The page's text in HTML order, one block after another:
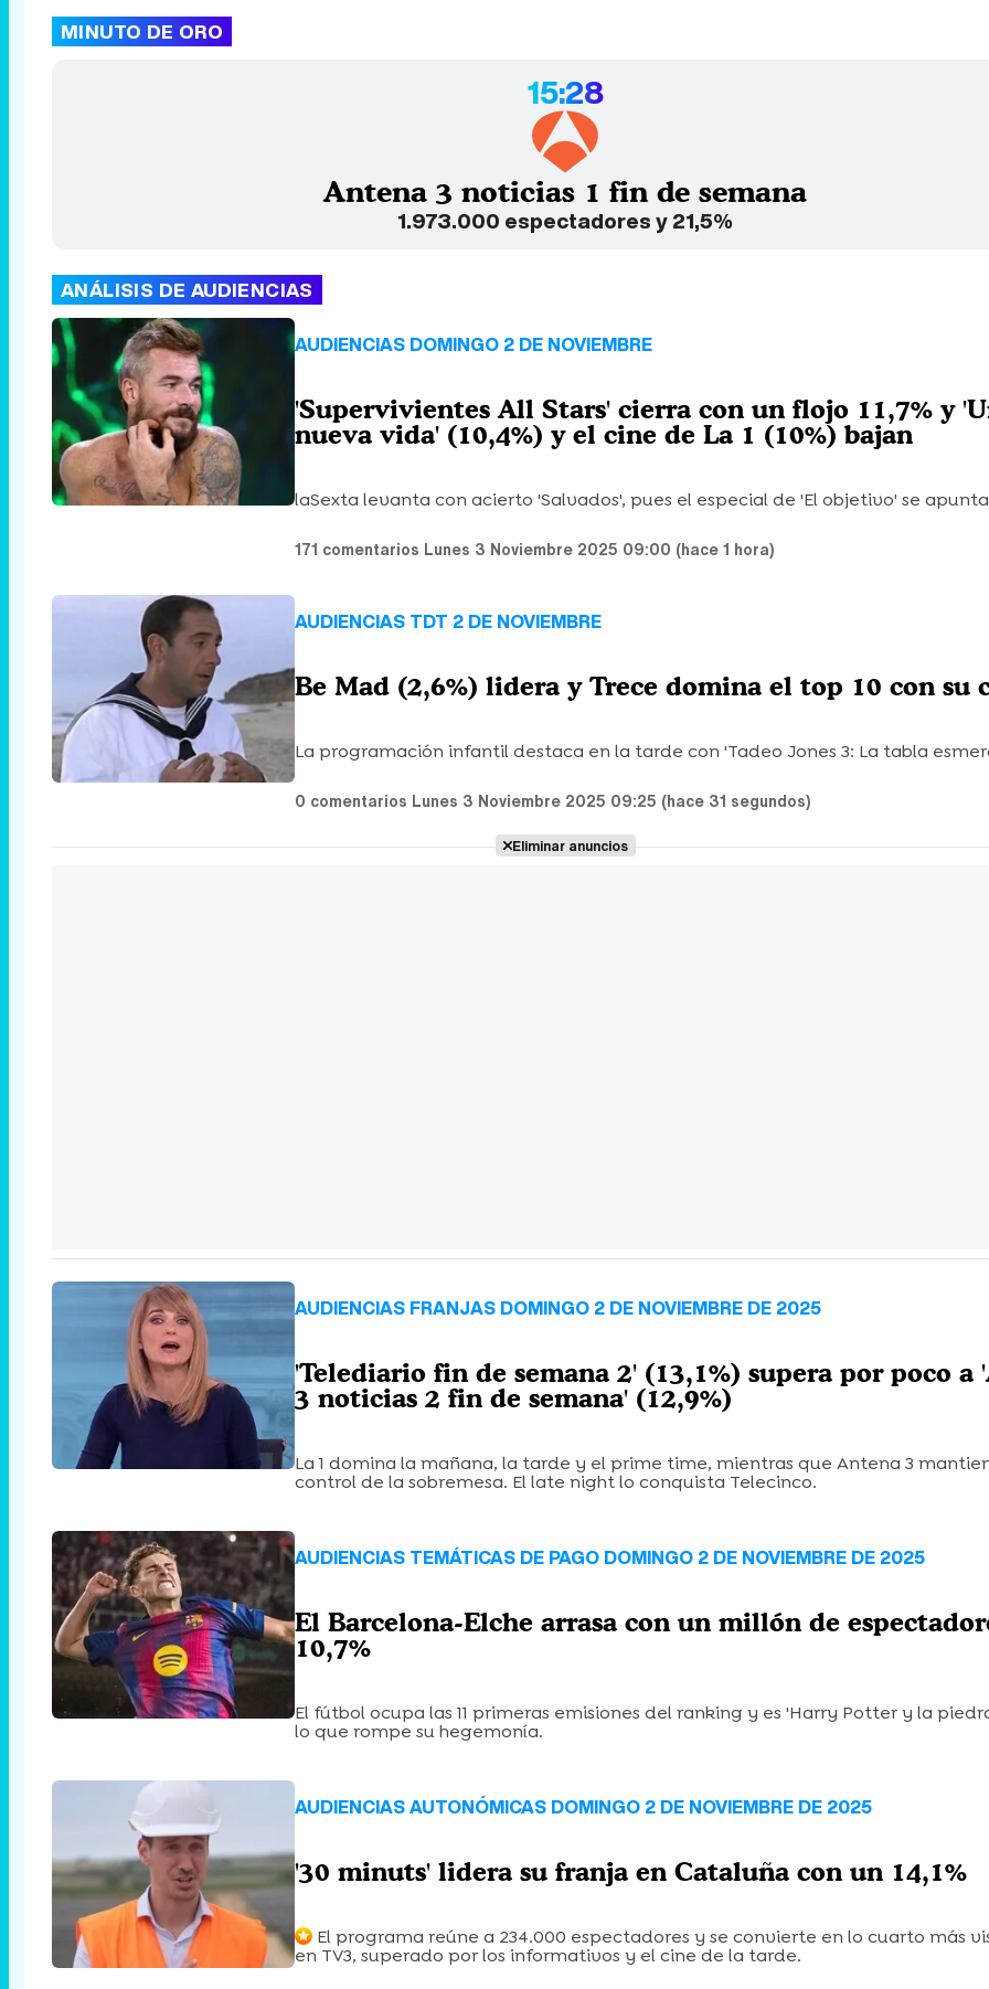
MINUTO DE ORO
15:28
Antena 3 noticias 1 fin de semana
1.973.000 espectadores y 21,5%
ANÁLISIS DE AUDIENCIAS
AUDIENCIAS DOMINGO 2 DE NOVIEMBRE
'Supervivientes All Stars' cierra con un flojo 11,7% y
nueva vida' (10,4%) y el cine de La 1 (10%) bajan
laSexta levanta con acierto 'Salvados', pues el especial de 'El objetivo' se apunta
171 comentarios Lunes 3 Noviembre 2025 09:00 (hace 1 hora)
AUDIENCIAS TDT 2 DE NOVIEMBRE
Be Mad (2,6%) lidera y Trece domina el top 10 con su
La programación infantil destaca en la tarde con 'Tadeo Jones 3: La tabla
0 comentarios Lunes 3 Noviembre 2025 09:25 (hace 31 segundos)
Eliminar anuncios
AUDIENCIAS FRANJAS DOMINGO 2 DE NOVIEMBRE DE 2025
'Telediario fin de semana 2' (13,1%) supera por poco a
3 noticias 2 fin de semana' (12,9%)
La 1 domina la mañana, la tarde y el prime time, mientras que Antena 3
control de la sobremesa. El late night lo conquista Telecinco.
AUDIENCIAS TEMÁTICAS DE PAGO DOMINGO 2 DE NOVIEMBRE DE 2025
El Barcelona-Elche arrasa con un millón de
10,7%
El fútbol ocupa las 11 primeras emisiones del ranking y es 'Harry Potter y la
lo que rompe su hegemonía.
AUDIENCIAS AUTONÓMICAS DOMINGO 2 DE NOVIEMBRE DE 2025
'30 minuts' lidera su franja en Cataluña con un 14,1%
El programa reúne a 234.000 espectadores y se convierte en lo cuarto más
en TV3, superado por los informativos y el cine de la tarde.